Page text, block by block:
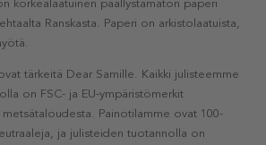
korkealaatuinen päällystämätön paperi
Ranskasta. Paperi on arkistolaatuista,
tärkeitä Dear Samille. Kaikki julisteemme
on FSC- ja EU-ympäristömerkit
Painotilamme ovat 100-
ja julisteiden tuotannolla on